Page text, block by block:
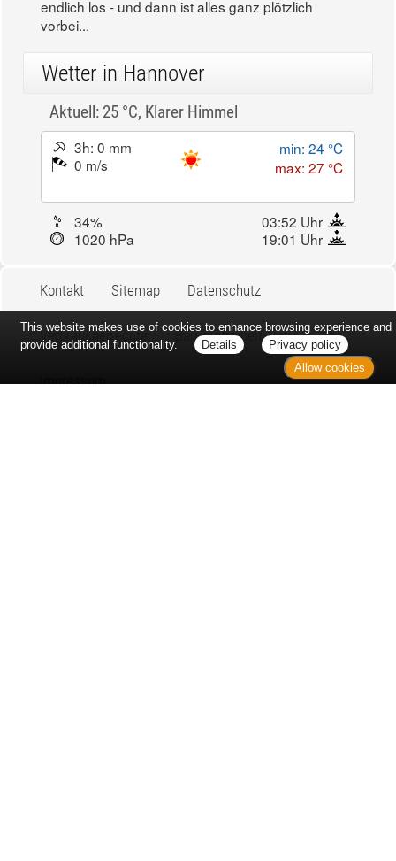
endlich los - und dann ist alles ganz plötzlich
vorbei...
Wetter in Hannover
Aktuell: 25 °C, Klarer Himmel
3h: 0 mm
0 m/s
min: 24 °C
max: 27 °C
34%
03:52 Uhr
1020 hPa
19:01 Uhr
Kontakt Sitemap Datenschutz
Verbraucherrechte Barrierefreiheit
Impressum
This website makes use of cookies to enhance browsing experience and
provide additional functionality.
Details
Privacy policy
Allow cookies